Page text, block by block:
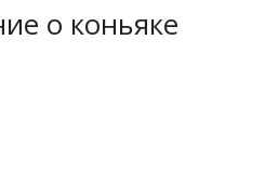
о коньяке